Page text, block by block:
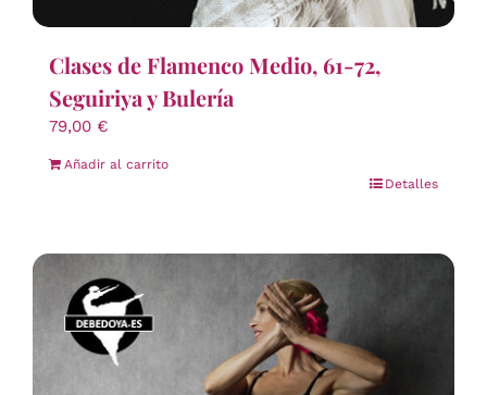
Clases de Flamenco Medio, 61-72,
Seguiriya y Bulería
79,00 €
Añadir al carrito
Detalles